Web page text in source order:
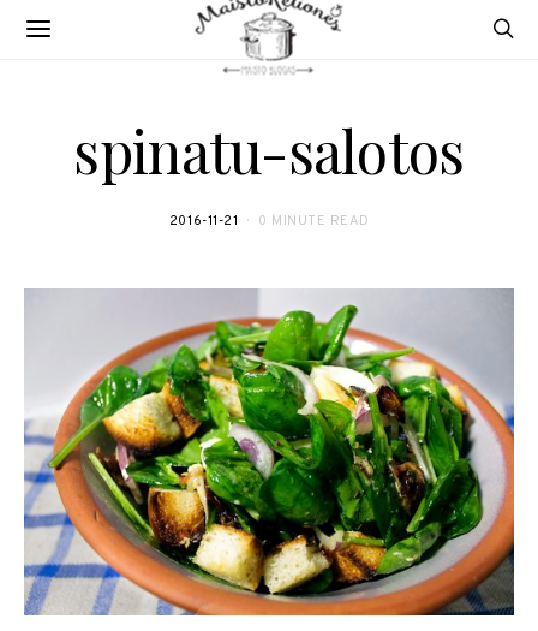
spinatu-salotos
2016-11-21 0 MINUTE READ